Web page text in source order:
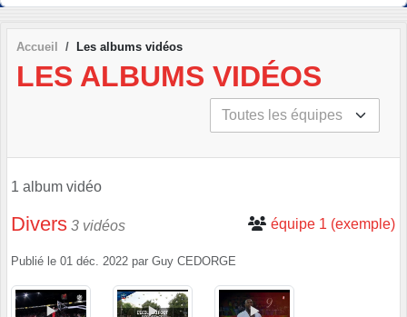
Accueil Les albums vidéos
LES ALBUMS VIDÉOS
1 album vidéo
Divers 3 vidéos équipe 1 (exemple)
Publié le 01 déc. 2022 par Guy CEDORGE